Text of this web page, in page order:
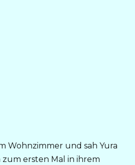
Wohnzimmer und sah Yura
zum ersten Mal in ihrem